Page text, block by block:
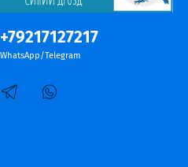
+79217127217
WhatsApp/Telegram